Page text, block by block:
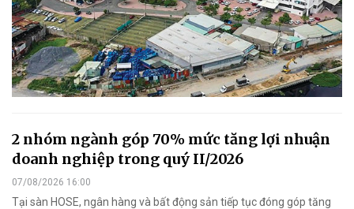
2 nhóm ngành góp 70% mức tăng lợi nhuận
doanh nghiệp trong quý II/2026
07/08/2026 16:00
Tại sàn HOSE, ngân hàng và bất động sản tiếp tục đóng góp tăng